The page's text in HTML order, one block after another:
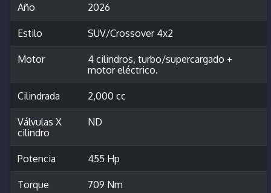
Año 2026
Estilo SUV/Crossover 4x2
Motor
4 cilindros, turbo/supercargado +
motor eléctrico.
Cilindrada 2,000 cc
Válvulas X
cilindro
ND
Potencia 455 Hp
Torque 709 Nm